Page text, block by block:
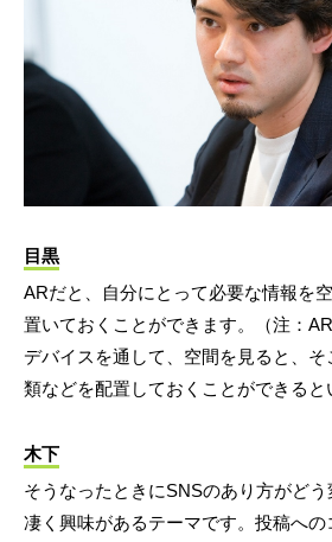
目黒
ARだと、自分にとって必要な情報を
置いておくことができます。（注：
デバイスを通して、空間を見ると、
類などを配置しておくことができると
木下
そうなったときにSNSのあり方がど
凄く興味があるテーマです。投稿へ